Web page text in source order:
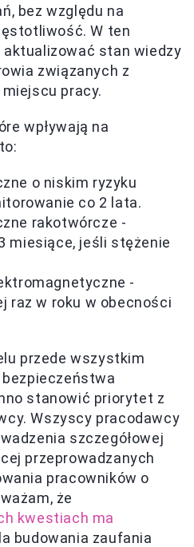
bez względu na
W ten
stan wiedzy
związanych z
pracy.
wpływają na
o niskim ryzyku
co 2 lata.
rakotwórcze -
miesiące, jeśli stężenie
-
raz w roku w obecności
przede wszystkim
stanowić priorytet z
Wszyscy pracodawcy
szczegółowej
przeprowadzanych
pracowników o
że
kwestiach ma
budowania zaufania